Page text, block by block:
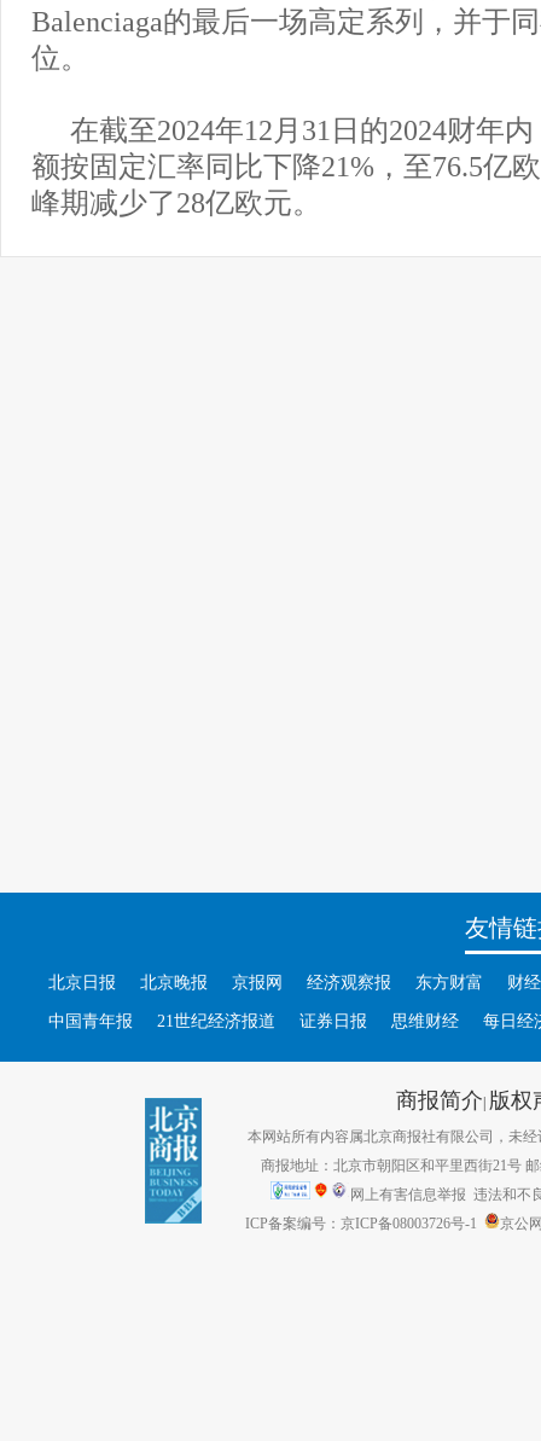
Balenciaga的最后一场高定系列，并于
位。
在截至2024年12月31日的2024财年
额按固定汇率同比下降21%，至76.5亿
峰期减少了28亿欧元。
友情
北京日报 北京晚报 京报网 经济观察报 东方财富 财
中国青年报 21世纪经济报道 证券日报 思维财经 每日经
商报简介| 版权
本网站所有内容属北京商报社有限公司，未经
商报地址：北京市朝阳区和平里西街21号
网上有害信息举报 违法和不
ICP备案编号：京ICP备08003726号-1
京公